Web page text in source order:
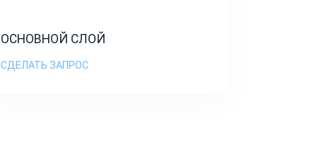
ОСНОВНОЙ СЛОЙ
СДЕЛАТЬ ЗАПРОС